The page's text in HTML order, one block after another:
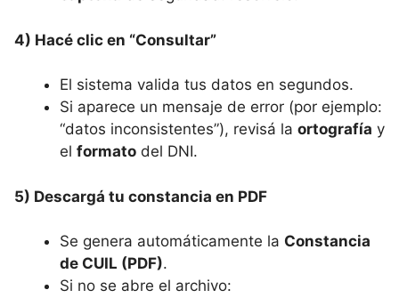
4) Hacé clic en “Consultar”
El sistema valida tus datos en segundos.
Si aparece un mensaje de error (por ejemplo:
“datos inconsistentes”), revisá la ortografía y
el formato del DNI.
5) Descargá tu constancia en PDF
Se genera automáticamente la Constancia
de CUIL (PDF).
Si no se abre el archivo: